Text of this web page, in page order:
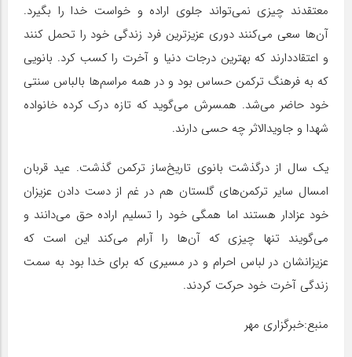
معتقدند چیزی نمی‌تواند جلوی اراده و خواست خدا را بگیرد.
آن‌ها سعی می‌کنند دوری عزیزترین فرد زندگی خود را تحمل کنند
و اعتقاددارند که بهترین درجات دنیا و آخرت را کسب کرد. بانویی
که به فرهنگ ترکمن حساس بود و در همه مراسم‌ها بالباس سنتی
خود حاضر می‌شد. همسرش می‌گوید که تازه درک کرده خانواده
شهدا و جاویدالاثر چه حسی دارند.
یک سال از درگذشت بانوی تاریخ‌ساز ترکمن گذشت. عید قربان
امسال سایر ترکمن‌های گلستان هم در غم از دست دادن عزیزان
خود عزادار هستند اما همگی خود را تسلیم اراده حق می‌دانند و
می‌گویند تنها چیزی که آن‌ها را آرام می‌کند این است که
عزیزانشان در لباس احرام و در مسیری که برای خدا بود به سمت
زندگی آخرت خود حرکت کردند.
منبع:خبرگزاری مهر